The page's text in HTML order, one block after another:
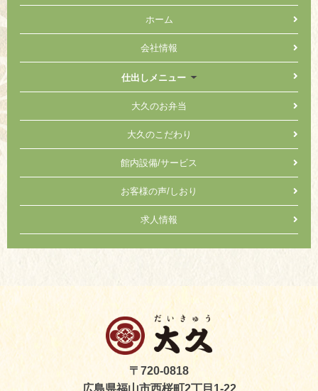
ホーム
会社情報
仕出しメニュー
大久のお弁当
大久のこだわり
館内設備/サービス
お客様の声/しおり
求人情報
〒720-0818
広島県福山市西桜町2丁目1-22